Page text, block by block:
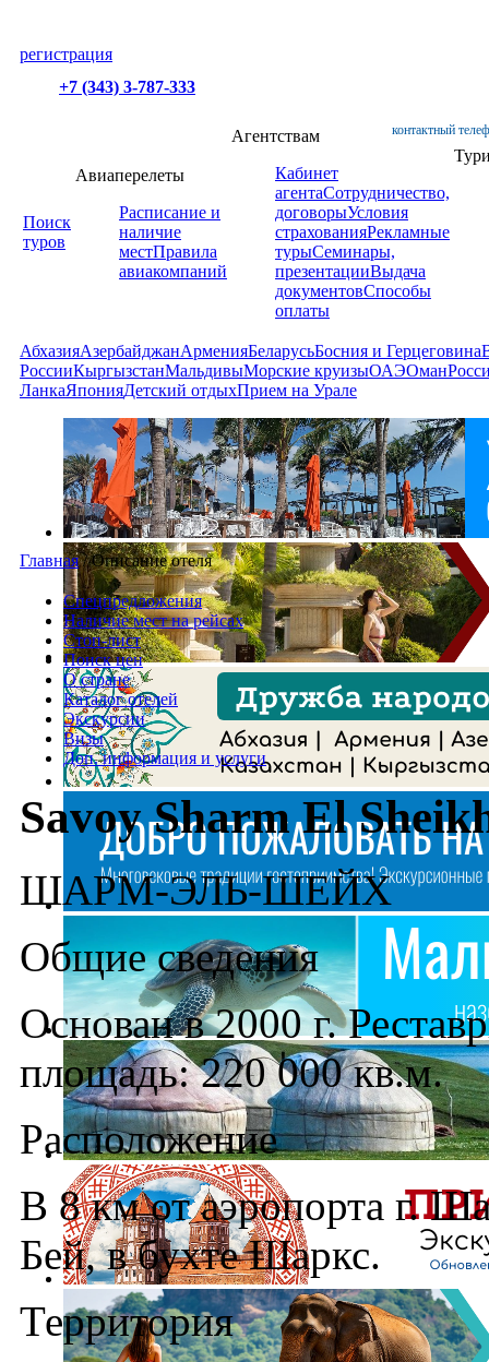
регистрация
+7 (343) 3-787-333
контактный
Поиск
туров
Авиаперелеты
Расписание и
наличие
местПравила
авиакомпаний
Агентствам
Кабинет
агентаСотрудничество,
договорыУсловия
страхованияРекламные
турыСеминары,
презентацииВыдача
документовСпособы
оплаты
АбхазияАзербайджанАрменияБеларусьБосния и Герцеговина
РоссииКыргызстанМальдивыМорские круизыОАЭОман
ЛанкаЯпонияДетский отдыхПрием на Урале
Главная /Описание отеля
Спецпредложения
Наличие мест на рейсах
Стоп-лист
Поиск цен
О стране
Каталог отелей
Экскурсии
Визы
Доп. информация и услуги
Savoy Sharm El
ШАРМ-ЭЛЬ-ШЕЙХ
Общие сведения
Основан в 2000 г.
площадь: 220 000 кв.м.
Расположение
В 8 км от аэропорта г.
Бей, в бухте Шаркс.
Территория